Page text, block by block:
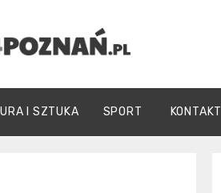
I SZTUKA SPORT KONTAKT